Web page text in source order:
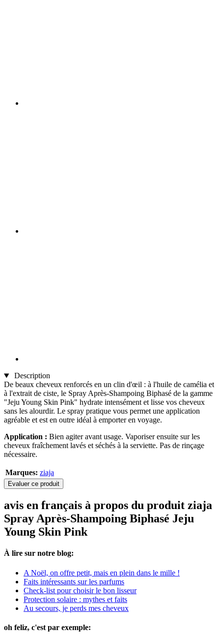
Description
De beaux cheveux renforcés en un clin d'œil : à l'huile de camélia et
à l'extrait de ciste, le Spray Après-Shampoing Biphasé de la gamme
"Jeju Young Skin Pink" hydrate intensément et lisse vos cheveux
sans les alourdir. Le spray pratique vous permet une application
agréable et est en outre idéal à emporter en voyage.
Application : Bien agiter avant usage. Vaporiser ensuite sur les
cheveux fraîchement lavés et séchés à la serviette. Pas de rinçage
nécessaire.
Marques: ziaja
Evaluer ce produit
avis en français à propos du produit ziaja
Spray Après-Shampoing Biphasé Jeju
Young Skin Pink
À lire sur notre blog:
A Noël, on offre petit, mais en plein dans le mille !
Faits intéressants sur les parfums
Check-list pour choisir le bon lisseur
Protection solaire : mythes et faits
Au secours, je perds mes cheveux
oh feliz, c'est par exemple: